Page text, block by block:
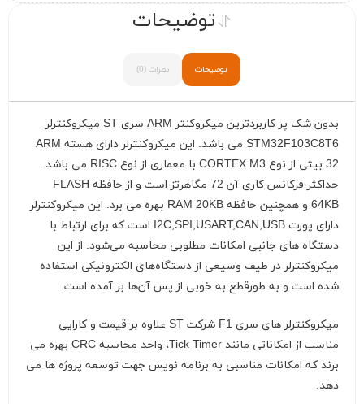
توضیحات نظرات (0)
توضیحات
بدون شک پر کاربردترین میکروکنتر ARM سری ST میکروکنترلر
STM32F103C8T6 می باشد. این میکروکنترلر دارای هسته ARM
32 بیتی از نوع CORTEX M3 با معماری از نوع RISC می باشد.
حداکثر فرکانس کاری آن 72 مگاهرتز است و از حافظه FLASH
64KB و همچنین حافظه RAM 20KB بهره می برد. این میکروکنترلر
دارای پورت I2C,SPI,USART,CAN,USB است که برای ارتباط با
دستگاه های جانبی امکانات مطلوبی محاسبه می‌شود. از این
میکروکنترلر در طیف وسیعی از دستگاه‌های الکترونیکی استفاده
شده است و به‌ طورقطع به خوبی از پس آن‌ها بر آمده است.
میکروکنترلر های سری F1 شرکت ST علاوه بر قیمت و کارایی
مناسب از امکاناتی مانند Tick Timer، واحد محاسبه CRC بهره می
برند که امکانات مناسبی به برنامه نویس جهت توسعه پروژه ها می
دهد.